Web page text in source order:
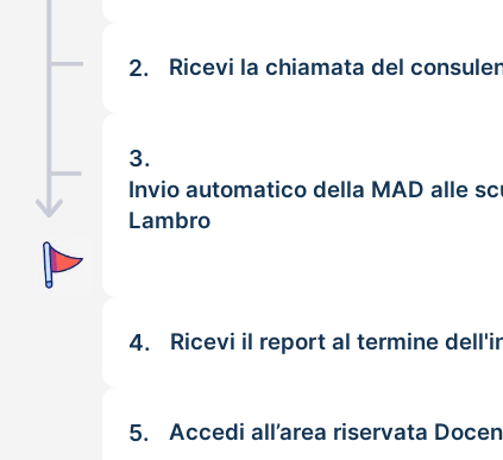
2. Ricevi la chiamata del
3.
Invio automatico della MAD alle
Lambro
4. Ricevi il report al termine
5. Accedi all’area riservata